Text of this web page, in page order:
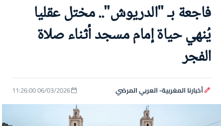
فاجعة بـ "الدريوش".. مختل عقليا
يُنهي حياة إمام مسجد أثناء صلاة
الفجر
أخبارنا المغربية- العربي المرضي 06/03/2026 11:26:00